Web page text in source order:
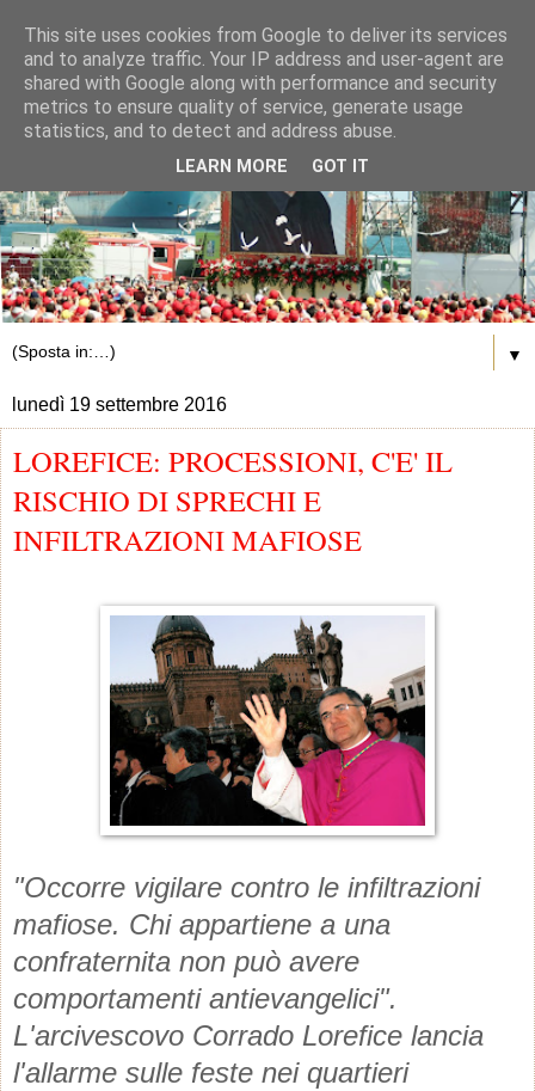
▼
lunedì 19 settembre 2016
LOREFICE: PROCESSIONI, C'E' IL
RISCHIO DI SPRECHI E
INFILTRAZIONI MAFIOSE
"Occorre vigilare contro le infiltrazioni
mafiose. Chi appartiene a una
confraternita non può avere
comportamenti antievangelici".
L'arcivescovo Corrado Lorefice lancia
l'allarme sulle feste nei quartieri
This site uses cookies from Google to deliver its services
and to analyze traffic. Your IP address and user-agent are
shared with Google along with performance and security
metrics to ensure quality of service, generate usage
statistics, and to detect and address abuse.
LEARN MORE GOT IT